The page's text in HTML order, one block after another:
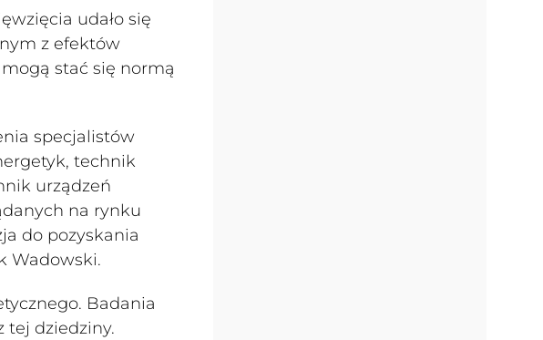
udało się
z efektów
stać się normą
specjalistów
technik
urządzeń
na rynku
do pozyskania
Wadowski.
Badania
tej dziedziny.